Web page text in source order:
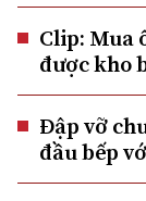
Clip: Mua
được kho
Đập vỡ
đầu bếp